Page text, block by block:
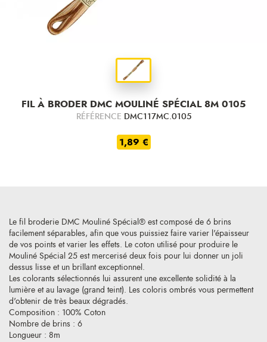
FIL À BRODER DMC MOULINÉ SPÉCIAL 8M 0105
RÉFÉRENCE DMC117MC.0105
1,89 €
Le fil broderie DMC Mouliné Spécial® est composé de 6 brins
facilement séparables, afin que vous puissiez faire varier l'épaisseur
de vos points et varier les effets. Le coton utilisé pour produire le
Mouliné Spécial 25 est mercerisé deux fois pour lui donner un joli
dessus lisse et un brillant exceptionnel.
Les colorants sélectionnés lui assurent une excellente solidité à la
lumière et au lavage (grand teint). Les coloris ombrés vous permettent
d'obtenir de très beaux dégradés.
Composition : 100% Coton
Nombre de brins : 6
Longueur : 8m